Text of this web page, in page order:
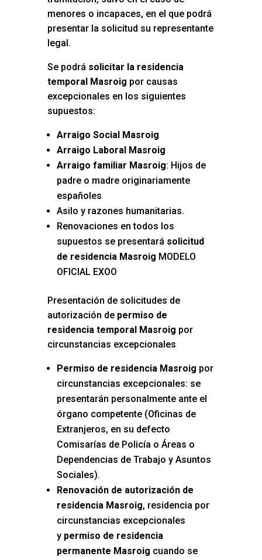
menores o incapaces, en el que podrá
presentar la solicitud su representante
legal.
Se podrá solicitar la residencia
temporal Masroig por causas
excepcionales en los siguientes
supuestos:
Arraigo Social Masroig
Arraigo Laboral Masroig
Arraigo familiar Masroig: Hijos de
padre o madre originariamente
españoles
Asilo y razones humanitarias.
Renovaciones en todos los
supuestos se presentará solicitud
de residencia Masroig MODELO
OFICIAL EXOO
Presentación de solicitudes de
autorización depermiso de
residencia temporal Masroig por
circunstancias excepcionales
Permiso de residencia Masroig por
circunstancias excepcionales: se
presentarán personalmente ante el
órgano competente (Oficinas de
Extranjeros, en su defecto
Comisarías de Policía o Áreas o
Dependencias de Trabajo y Asuntos
Sociales).
Renovación de autorización de
residencia Masroig, residencia por
circunstancias excepcionales
y permiso de residencia
permanente Masroig cuando se